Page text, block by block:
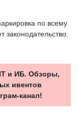
по всему
законодательство.
и ИБ. Обзоры,
ивентов
канал!